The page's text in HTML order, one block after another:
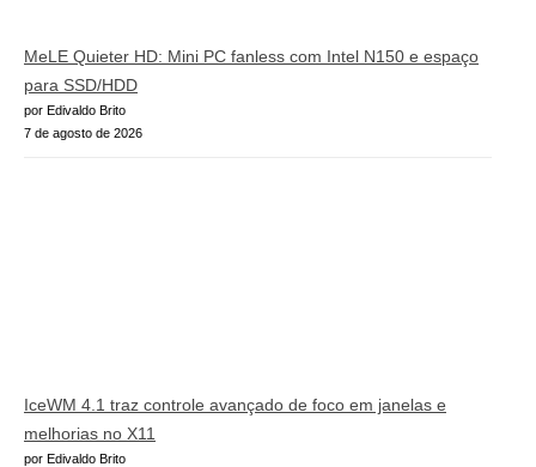
MeLE Quieter HD: Mini PC fanless com Intel N150 e espaço
para SSD/HDD
por Edivaldo Brito
7 de agosto de 2026
IceWM 4.1 traz controle avançado de foco em janelas e
melhorias no X11
por Edivaldo Brito